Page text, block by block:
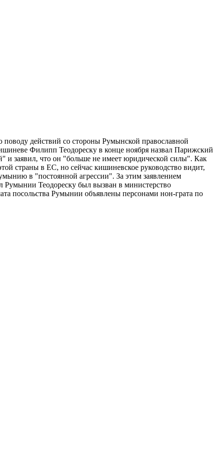
действий со стороны Румынской православной
Филипп Теодореску в конце ноября назвал Парижский
и заявил, что он "больше не имеет юридической силы". Как
страны в ЕС, но сейчас кишиневское руководство видит,
в "постоянной агрессии". За этим заявлением
Румынии Теодореску был вызван в министерство
посольства Румынии объявлены персонами нон-грата по